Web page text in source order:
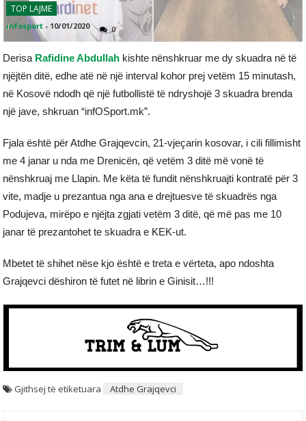
TOP LAJME
infosport - 10/01/2020 0
Derisa Rafidine Abdullah kishte nënshkruar me dy skuadra në të
njëjtën ditë, edhe atë në një interval kohor prej vetëm 15 minutash,
në Kosovë ndodh që një futbollistë të ndryshojë 3 skuadra brenda
një jave, shkruan “infOSport.mk”.
Fjala është për Atdhe Grajqevcin, 21-vjeçarin kosovar, i cili fillimisht
me 4 janar u nda me Drenicën, që vetëm 3 ditë më vonë të
nënshkruaj me Llapin. Me këta të fundit nënshkruajti kontratë për 3
vite, madje u prezantua nga ana e drejtuesve të skuadrës nga
Podujeva, mirëpo e njëjta zgjati vetëm 3 ditë, që më pas me 10
janar të prezantohet te skuadra e KEK-ut.
Mbetet të shihet nëse kjo është e treta e vërteta, apo ndoshta
Grajqevci dëshiron të futet në librin e Ginisit…!!!
Gjithsej të etiketuara Atdhe Grajqevci